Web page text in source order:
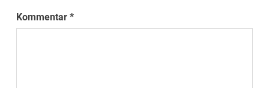
Kommentar*